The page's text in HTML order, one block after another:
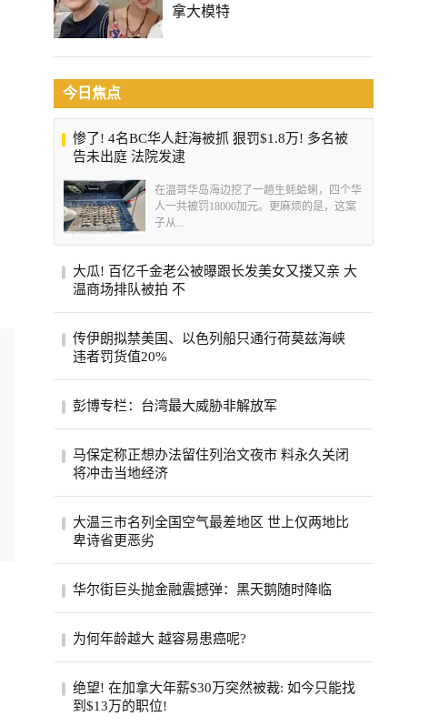
拿大模特
今日焦点
惨了! 4名BC华人赶海被抓 狠罚$1.8万! 多名被
告未出庭 法院发逮
在温哥华岛海边挖了一趟生蚝蛤蜊，四个华
人一共被罚18000加元。更麻烦的是，这案
子从...
大瓜! 百亿千金老公被曝跟长发美女又搂又亲 大
温商场排队被拍 不
然把香港豪门圈炸开了锅。8月6日，有网友
在社...
传伊朗拟禁美国、以色列船只通行荷莫兹海峡
违者罚货值20%
半官方媒体法斯通讯社（Fars）引述一名议
彭博专栏：台湾最大威胁非解放军
台湾民众更该担心中共的认知作战。（美联
社）...
马保定称正想办法留住列治文夜市 料永久关闭
将冲击当地经济
脚点？列治文市官员们希望如此，他们担心
大温三市名列全国空气最差地区 世上仅两地比
卑诗省更恶劣
空气质素最恶劣地区之列。目前世上只有巴
华尔街巨头抛金融震撼弹：黑天鹅随时降临
开始拉响警报。摩根大通执行长戴蒙
为何年龄越大 越容易患癌呢?
友似乎变多了。五十岁的老张就是如此，原
本以...
绝望! 在加拿大年薪$30万突然被裁: 如今只能找
到$13万的职位!